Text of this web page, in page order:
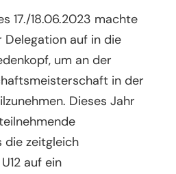
17./18.06.2023 machte
Delegation auf in die
um an der
in der
Dieses Jahr
die zeitgleich
auf ein